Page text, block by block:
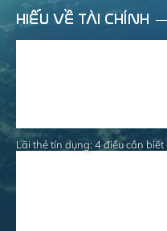
HIỂU VỀ TÀI CHÍNH
Lãi thẻ tín dụng: 4 điều cần biết